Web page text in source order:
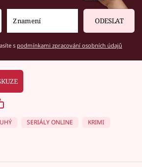
ODESLAT
s podmínkami zpracování osobních údajů
SERIÁLY ONLINE
KRIMI